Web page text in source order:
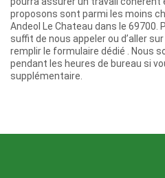
proposons sont parmi les moins
Andeol Le Chateau dans le 69700.
suffit de nous appeler ou d’aller
remplir le formulaire dédié . Nous
pendant les heures de bureau si
supplémentaire.